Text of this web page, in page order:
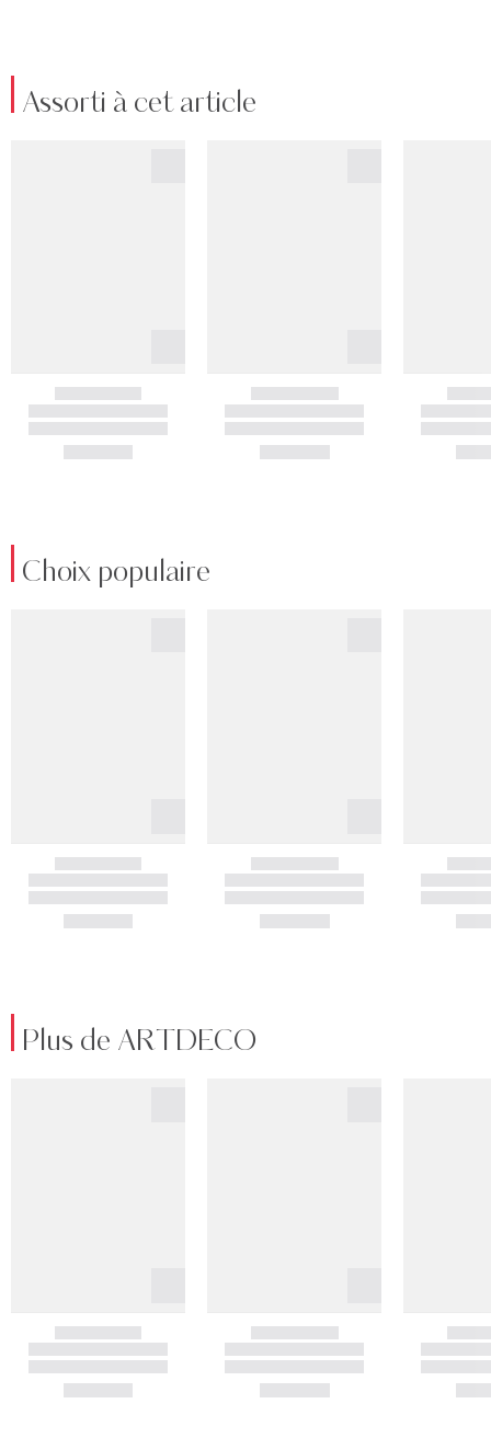
Assorti à cet article
Choix populaire
Plus de ARTDECO